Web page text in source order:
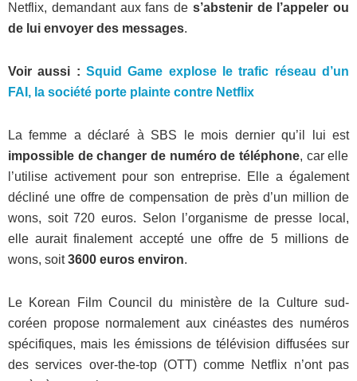
Netflix, demandant aux fans de s’abstenir de l’appeler ou
de lui envoyer des messages.
Voir aussi : Squid Game explose le trafic réseau d’un
FAI, la société porte plainte contre Netflix
La femme a déclaré à SBS le mois dernier qu’il lui est
impossible de changer de numéro de téléphone, car elle
l’utilise activement pour son entreprise. Elle a également
décliné une offre de compensation de près d’un million de
wons, soit 720 euros. Selon l’organisme de presse local,
elle aurait finalement accepté une offre de 5 millions de
wons, soit3600 euros environ.
Le Korean Film Council du ministère de la Culture sud-
coréen propose normalement aux cinéastes des numéros
spécifiques, mais les émissions de télévision diffusées sur
des services over-the-top (OTT) comme Netflix n’ont pas